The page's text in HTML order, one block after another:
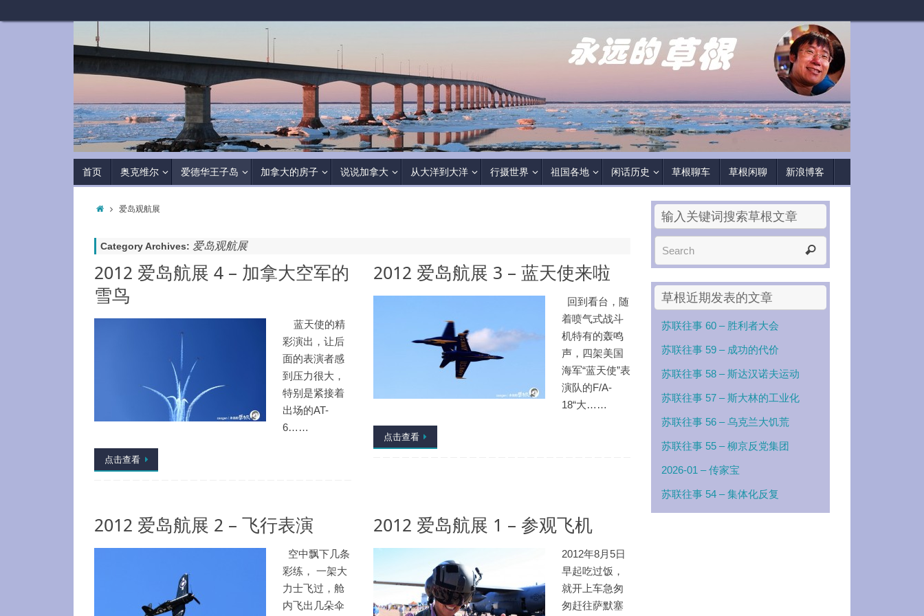
首页 奥克维尔 爱德华王子岛 加拿大的房子 说说加拿大 从大洋到大洋 行摄世界 祖国各地 闲话历史 草根聊车 草根闲聊 新浪博客
爱岛观航展
Category Archives: 爱岛观航展
2012 爱岛航展 4 – 加拿大空军的
雪鸟
蓝天使的精
彩演出，让后
面的表演者感
到压力很大，
特别是紧接着
出场的AT-
6……
点击查看
2012 爱岛航展 3 – 蓝天使来啦
回到看台，随
着喷气式战斗
机特有的轰鸣
声，四架美国
海军“蓝天使”表
演队的F/A-
18“大……
点击查看
2012 爱岛航展 2 – 飞行表演
空中飘下几条
彩练， 一架大
力士飞过，舱
内飞出几朵伞
2012 爱岛航展 1 – 参观飞机
2012年8月5日
早起吃过饭，
就开上车急匆
匆赶往萨默塞
输入关键词搜索草根文章
草根近期发表的文章
苏联往事 60 – 胜利者大会
苏联往事 59 – 成功的代价
苏联往事 58 – 斯达汉诺夫运动
苏联往事 57 – 斯大林的工业化
苏联往事 56 – 乌克兰大饥荒
苏联往事 55 – 柳京反党集团
2026-01 – 传家宝
苏联往事 54 – 集体化反复